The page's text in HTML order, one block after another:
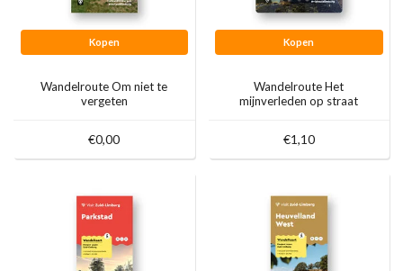
Kopen
Wandelroute Om niet te
vergeten
€0,00
Kopen
Wandelroute Het
mijnverleden op straat
€1,10